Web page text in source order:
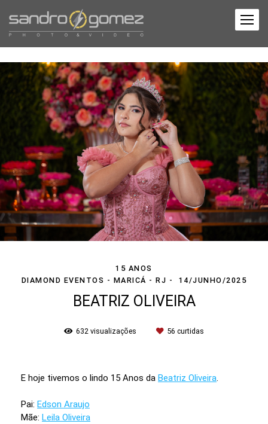
15 ANOS
DIAMOND EVENTOS - MARICÁ - RJ
14/JUNHO/2025
BEATRIZ OLIVEIRA
632 visualizações 56 curtidas
E hoje tivemos o lindo 15 Anos da Beatriz Oliveira.
Pai: Edson Araujo
Mãe: Leila Oliveira